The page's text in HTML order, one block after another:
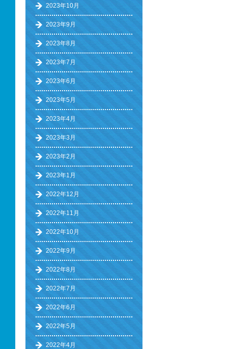
2023年10月
2023年9月
2023年8月
2023年7月
2023年6月
2023年5月
2023年4月
2023年3月
2023年2月
2023年1月
2022年12月
2022年11月
2022年10月
2022年9月
2022年8月
2022年7月
2022年6月
2022年5月
2022年4月